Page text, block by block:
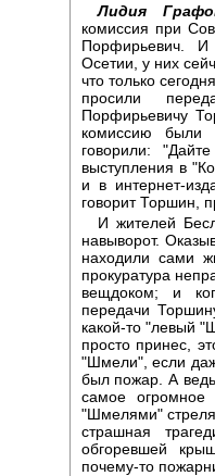
Лидия
комиссия при
Порфирьевич. И
Осетии, у них
что только
просили
Порфирьевичу
комиссию были
говорили:
выступления в
и в интернет-
говорит Торшин,
И жителей
навыворот.
находили сами
прокуратура
вещдоком; и
передачи
какой-то "левый
просто принес,
"Шмели", если
был пожар. А
самое огромное
"Шмелями"
страшная
обгоревшей
почему-то